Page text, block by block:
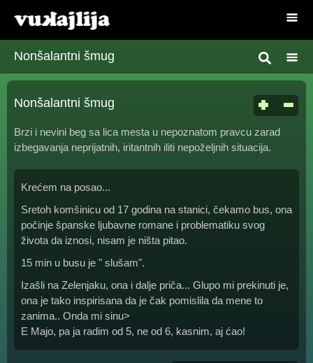
Nonšalantni šmug
Nonšalantni šmug
Brzi i nevini beg sa lica mesta u nepoznatom pravcu zarad
izbegavanja neprijatnih, iritantnih iliti nepoželjnih situacija.
Krećem na posao...
Sretoh komšinicu od 17 godina na stanici, čekamo bus, ona
počinje španske ljubavne romane i problematiku svog
života da iznosi, nisam je ništa pitao.
15 min u busu je " slušam".
Izašli na Zelenjaku, ona i dalje priča... Glupo mi prekinuti je,
ona je tako inspirisana da je čak pomislila da mene to
zanima.. Onda mi sinu>
E Majo, pa ja radim od 5, ne od 6, kasnim, aj ćao!